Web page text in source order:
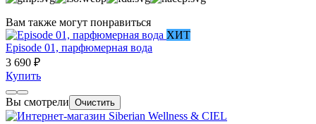
Вам также могут понравиться
ХИТ
Episode 01, парфюмерная вода
3 690 ₽
Купить
Вы смотрели Очистить